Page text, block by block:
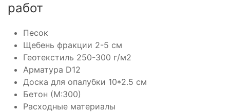
работ
Песок
Щебень фракции 2-5 см
Геотекстиль 250-300 г/м2
Арматура D12
Доска для опалубки 10*2.5 см
Бетон (М:300)
Расходные материалы